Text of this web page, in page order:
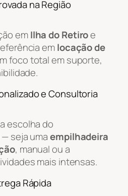
na Região
emIlha do Retiroe
emlocação de
foco total em suporte,
e Consultoria
escolha do
seja umaempilhadeira
, manual ou a
mais intensas.
Rápida